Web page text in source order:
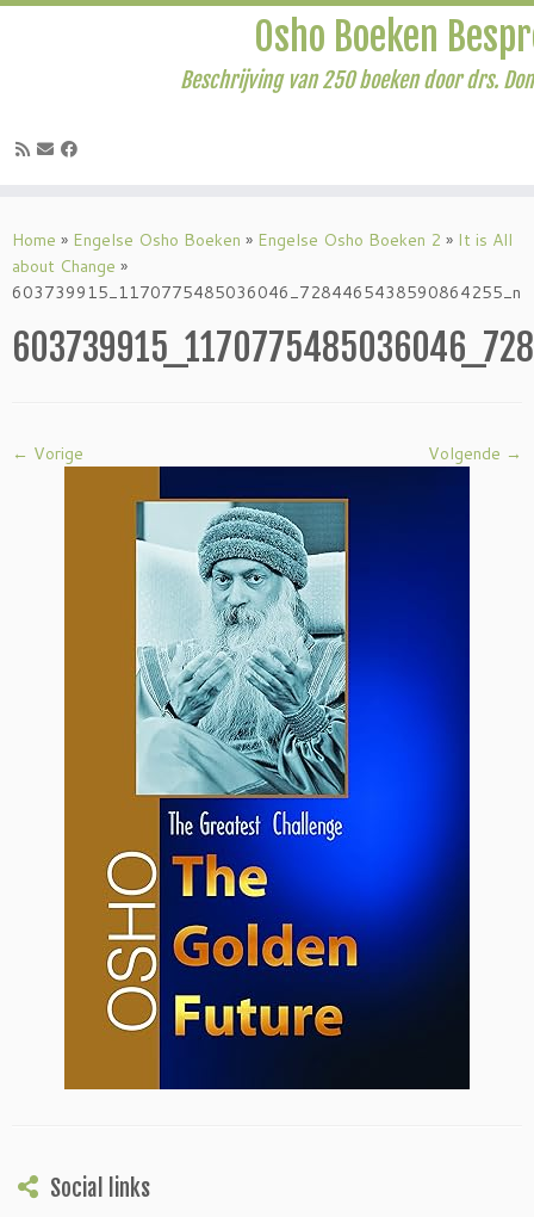
naar
inhoud
Osho Boeken
Beschrijving van 250 boeken door drs.
Home » Engelse Osho Boeken » Engelse Osho Boeken 2 » It is All
about Change »
603739915_1170775485036046_7284465438590864255_n
← Vorige Volgende →
Social links